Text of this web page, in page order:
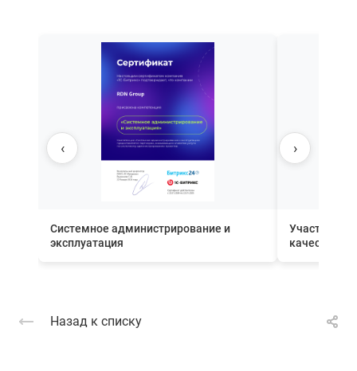
Системное администрирование и
эксплуатация
Участник
качества
‹ ›
Назад к списку